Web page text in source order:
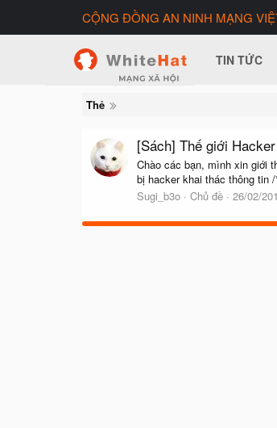
CỘNG ĐỒNG AN NINH MẠNG
TIN TỨC
Thẻ
[Sách] Thế giới
Chào các bạn, mình xin giới
bị hacker khai thác thông tin
Sugi_b3o
Chủ đề 26/02/